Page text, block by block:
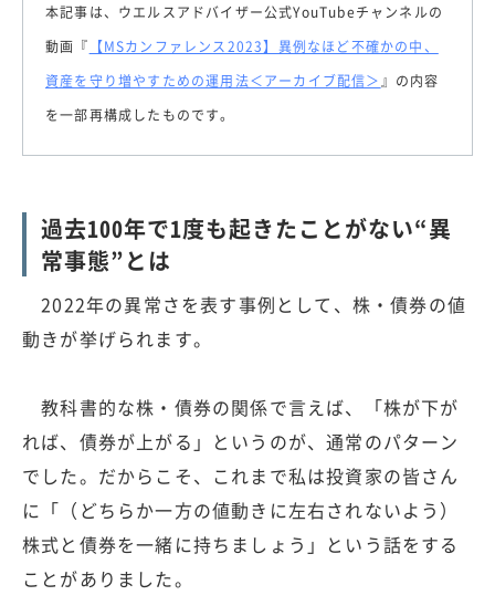
本記事は、ウエルスアドバイザー公式YouTubeチャンネルの
動画『 【MSカンファレンス2023】異例なほど不確かの中、
資産を守り増やすための運用法＜アーカイブ配信＞』の内容
を一部再構成したものです。
過去100年で1度も起きたことがない“異
常事態”とは
2022年の異常さを表す事例として、株・債券の値
動きが挙げられます。
教科書的な株・債券の関係で言えば、「株が下が
れば、債券が上がる」というのが、通常のパターン
でした。だからこそ、これまで私は投資家の皆さん
に「（どちらか一方の値動きに左右されないよう）
株式と債券を一緒に持ちましょう」という話をする
ことがありました。